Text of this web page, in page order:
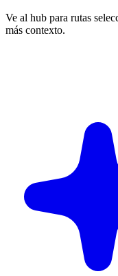
Ve al hub para rutas
más contexto.